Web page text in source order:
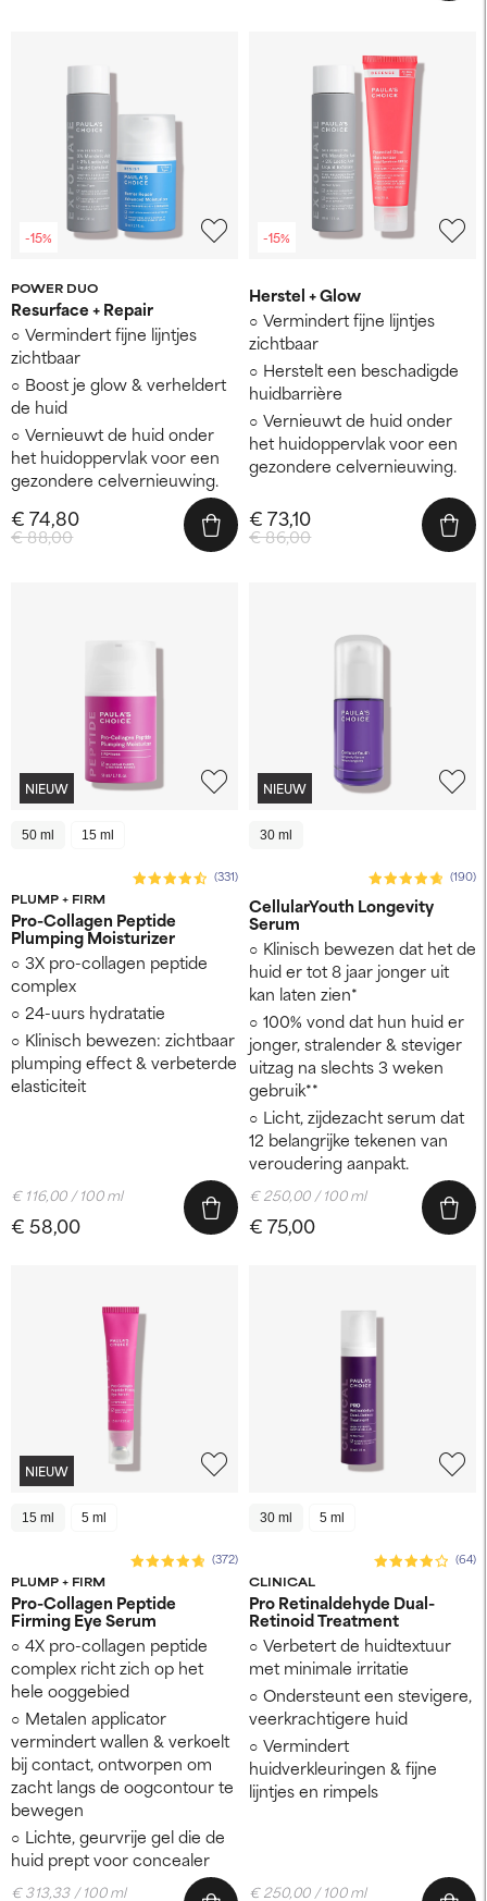
NIEUW
50 ml 15 ml
PLUMP + FIRM
(331)
Pro-Collagen Peptide
Plumping Moisturizer
3X pro-collagen peptide
complex
24-uurs hydratatie
Klinisch bewezen: zichtbaar
plumping effect & verbeterde
elasticiteit
€ 58,00
€ 116,00 / 100 ml
NIEUW
30 ml
(190)
CellularYouth Longevity
Serum
Klinisch bewezen dat het de
huid er tot 8 jaar jonger uit
kan laten zien*
100% vond dat hun huid er
jonger, stralender & steviger
uitzag na slechts 3 weken
gebruik**
Licht, zijdezacht serum dat
12 belangrijke tekenen van
veroudering aanpakt.
€ 75,00
€ 250,00 / 100 ml
NIEUW
15 ml 5 ml
PLUMP + FIRM
(372)
Pro-Collagen Peptide
Firming Eye Serum
4X pro-collagen peptide
complex richt zich op het
hele ooggebied
Metalen applicator
vermindert wallen & verkoelt
bij contact, ontworpen om
zacht langs de oogcontour te
bewegen
Lichte, geurvrije gel die de
huid prept voor concealer
€ 313,33 / 100 ml
30 ml 5 ml
CLINICAL
(64)
Pro Retinaldehyde Dual-
Retinoid Treatment
Verbetert de huidtextuur
met minimale irritatie
Ondersteunt een stevigere,
veerkrachtigere huid
Vermindert
huidverkleuringen & fijne
lijntjes en rimpels
€ 250,00 / 100 ml
-15%
POWER DUO
Resurface + Repair
Vermindert fijne lijntjes
zichtbaar
Boost je glow & verheldert
de huid
Vernieuwt de huid onder
het huidoppervlak voor een
gezondere celvernieuwing.
€ 88,00
€ 74,80
-15%
Herstel + Glow
Vermindert fijne lijntjes
zichtbaar
Herstelt een beschadigde
huidbarrière
Vernieuwt de huid onder
het huidoppervlak voor een
gezondere celvernieuwing.
€ 86,00
€ 73,10